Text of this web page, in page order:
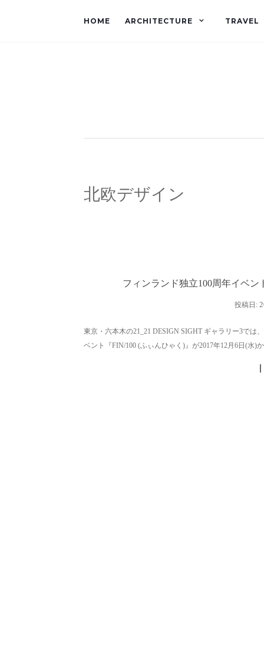
HOME ARCHITECTURE TRAVEL
北欧デザイン
フィンランド独立100周年イベン
投稿日:
東京・六本木の21_21 DESIGN SIGHT ギャラリー3で
ベント『FIN/100 (ふぃんひゃく)』が2017年12月6日(水)